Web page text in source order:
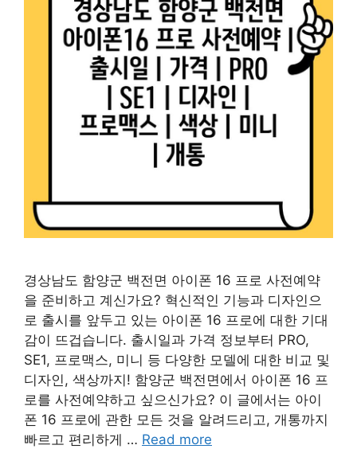
경상남도 함양군 백전면 아이폰 16 프로 사전예약
을 준비하고 계신가요? 혁신적인 기능과 디자인으
로 출시를 앞두고 있는 아이폰 16 프로에 대한 기대
감이 뜨겁습니다. 출시일과 가격 정보부터 PRO,
SE1, 프로맥스, 미니 등 다양한 모델에 대한 비교 및
디자인, 색상까지! 함양군 백전면에서 아이폰 16 프
로를 사전예약하고 싶으신가요? 이 글에서는 아이
폰 16 프로에 관한 모든 것을 알려드리고, 개통까지
빠르고 편리하게 … Read more